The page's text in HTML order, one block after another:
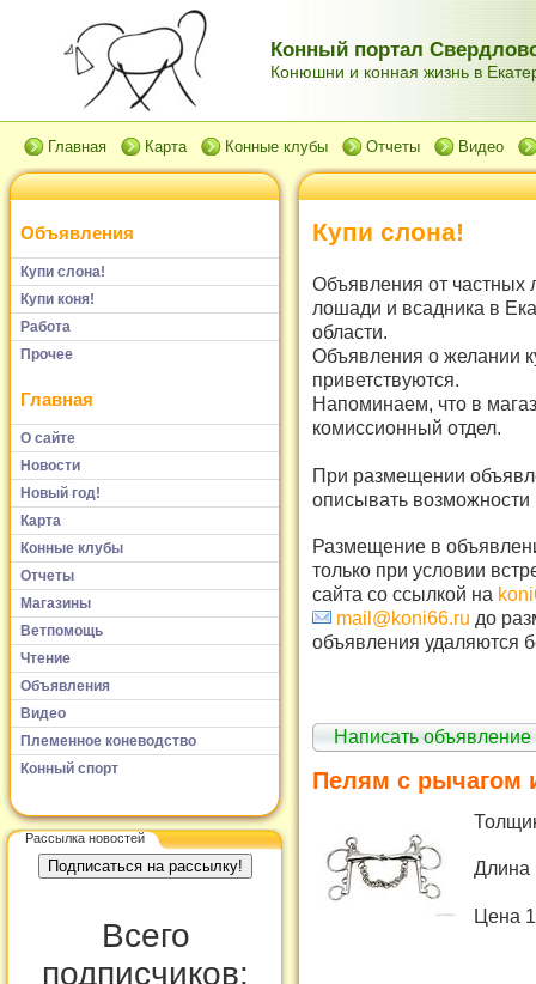
Конный портал
Конюшни и конная жизнь в
Главная Карта Конные клубы Отчеты Видео
Объявления
Купи слона!
Купи коня!
Работа
Прочее
Главная
О сайте
Новости
Новый год!
Карта
Конные клубы
Отчеты
Магазины
Ветпомощь
Чтение
Объявления
Видео
Племенное коневодство
Конный спорт
Рассылка новостей
Всего
подписчиков:
Купи слона!
Объявления от частных
лошади и всадника в
области.
Объявления о желании
приветствуются.
Напоминаем, что в
комиссионный отдел.
При размещении
описывать возможности
Размещение в
только при условии
сайта со ссылкой на
mail@koni66.ru до
объявления удаляются
Написать объявление
Пелям с рычагом
Длина
Цена